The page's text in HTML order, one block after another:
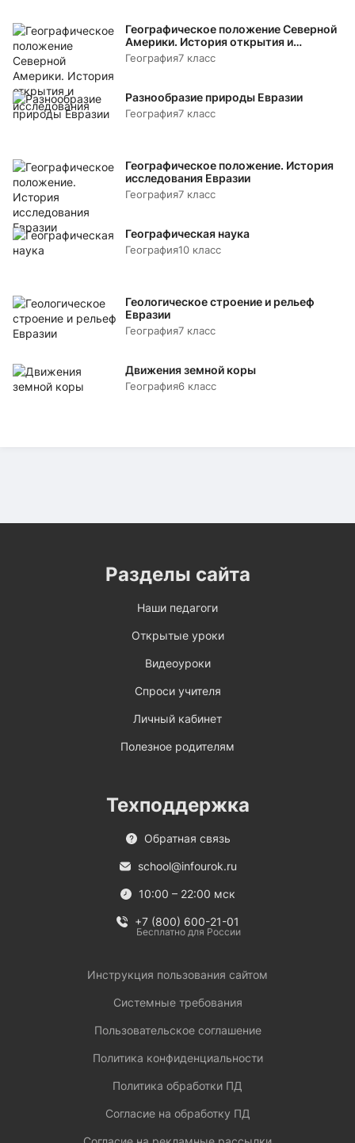
Географическое положение Северной
Америки. История открытия и
исследования
География7 класс
Разнообразие природы Евразии
География7 класс
Географическое положение. История
исследования Евразии
География7 класс
Географическая наука
География10 класс
Геологическое строение и рельеф
Евразии
География7 класс
Движения земной коры
География6 класс
Разделы сайта
Наши педагоги
Открытые уроки
Видеоуроки
Спроси учителя
Личный кабинет
Полезное родителям
Техподдержка
Обратная связь
school@infourok.ru
10:00 – 22:00 мск
+7 (800) 600-21-01
Бесплатно для России
Инструкция пользования сайтом
Системные требования
Пользовательское соглашение
Политика конфиденциальности
Политика обработки ПД
Согласие на обработку ПД